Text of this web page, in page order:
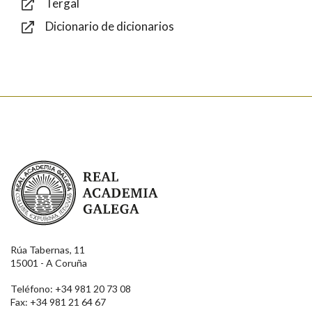
Tergal
Dicionario de dicionarios
Real Academia Galega
Rúa Tabernas, 11
15001 - A Coruña
Teléfono: +34 981 20 73 08
Fax: +34 981 21 64 67